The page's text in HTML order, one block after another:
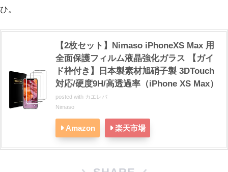
ひ。
【2枚セット】Nimaso iPhoneXS Max 用
全面保護フィルム液晶強化ガラス 【ガイ
ド枠付き】日本製素材旭硝子製 3DTouch
対応/硬度9H/高透過率（iPhone XS Max）
posted with カエレバ
Nimaso
Amazon 楽天市場